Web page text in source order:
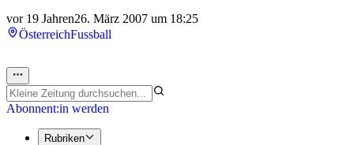
vor 19 Jahren26. März 2007 um 18:25
ÖsterreichFussball
Abonnent:in werden
Rubriken